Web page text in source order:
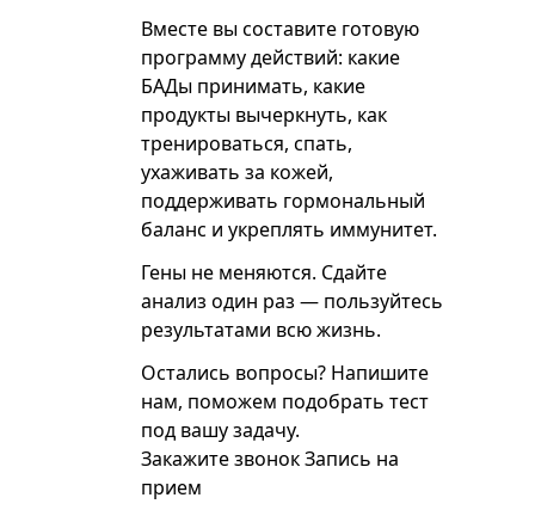
Вместе вы составите готовую
программу действий: какие
БАДы принимать, какие
продукты вычеркнуть, как
тренироваться, спать,
ухаживать за кожей,
поддерживать гормональный
баланс и укреплять иммунитет.
Гены не меняются. Сдайте
анализ один раз — пользуйтесь
результатами всю жизнь.
Остались вопросы? Напишите
нам, поможем подобрать тест
под вашу задачу.
Закажите звонокЗапись на
прием